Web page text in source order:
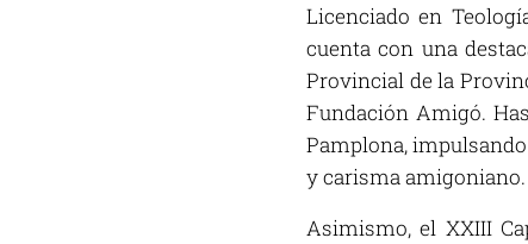
Licenciado en
cuenta con una
Provincial de la
Fundación Amigó.
Pamplona,
y carisma amigoniano.
Asimismo, el XXIII